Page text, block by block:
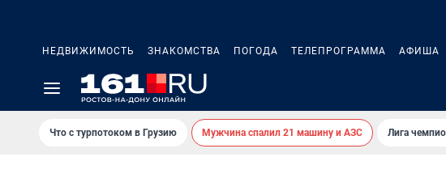
НЕДВИЖИМОСТЬ ЗНАКОМСТВА ПОГОДА ТЕЛЕПРОГРАММА АФИША
Что с турпотоком в Грузию Мужчина спалил 21 машину и АЗС Лига